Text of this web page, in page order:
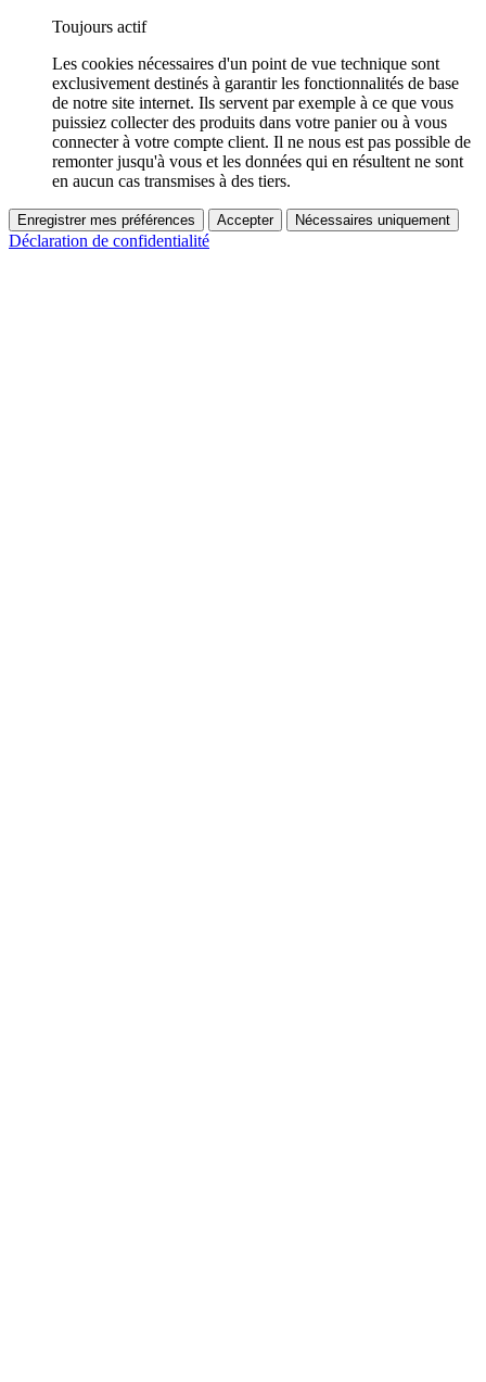
Toujours actif
Les cookies nécessaires d'un point de vue technique sont
exclusivement destinés à garantir les fonctionnalités de base
de notre site internet. Ils servent par exemple à ce que vous
puissiez collecter des produits dans votre panier ou à vous
connecter à votre compte client. Il ne nous est pas possible de
remonter jusqu'à vous et les données qui en résultent ne sont
en aucun cas transmises à des tiers.
Enregistrer mes préférences Accepter Nécessaires uniquement
Déclaration de confidentialité